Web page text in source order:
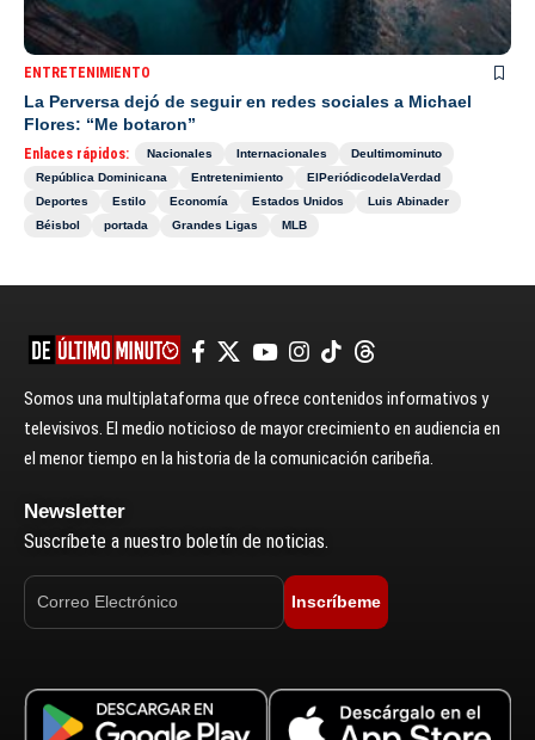
ENTRETENIMIENTO
La Perversa dejó de seguir en redes sociales a Michael
Flores: “Me botaron”
Enlaces rápidos: Nacionales Internacionales
Deultimominuto
República Dominicana
Entretenimiento
ElPeriódicodelaVerdad
Deportes
Estilo Economía Estados Unidos
Luis Abinader
Béisbol
portada Grandes Ligas MLB
Somos una multiplataforma que ofrece contenidos informativos y
televisivos. El medio noticioso de mayor crecimiento en audiencia en
el menor tiempo en la historia de la comunicación caribeña.
Newsletter
Suscríbete a nuestro boletín de noticias.
Inscríbeme